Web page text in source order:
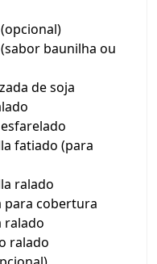
baunilha ou
de soja
fatiado (para
ralado
para cobertura
ralado
ralado